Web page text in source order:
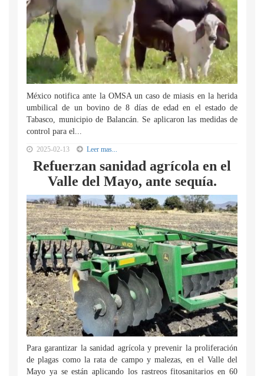
México notifica ante la OMSA un caso de miasis en la herida
umbilical de un bovino de 8 días de edad en el estado de
Tabasco, municipio de Balancán. Se aplicaron las medidas de
control para el...
2025-02-13 Leer mas...
Refuerzan sanidad agrícola en el
Valle del Mayo, ante sequía.
Para garantizar la sanidad agrícola y prevenir la proliferación
de plagas como la rata de campo y malezas, en el Valle del
Mayo ya se están aplicando los rastreos fitosanitarios en 60